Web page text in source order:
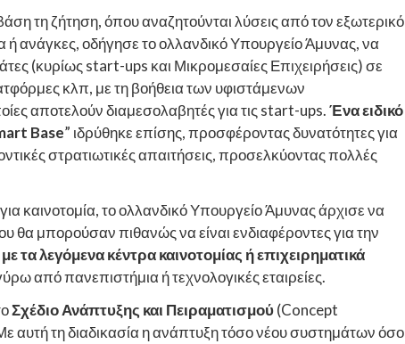
τη ζήτηση, όπου αναζητούνται λύσεις από τον εξωτερικό
ανάγκες, οδήγησε το ολλανδικό Υπουργείο Άμυνας, να
(κυρίως start-ups και Μικρομεσαίες Επιχειρήσεις) σε
κλπ, με τη βοήθεια των υφιστάμενων
αποτελούν διαμεσολαβητές για τις start-ups.Ένα ειδικό
Base” ιδρύθηκε επίσης, προσφέροντας δυνατότητες για
στρατιωτικές απαιτήσεις, προσελκύοντας πολλές
καινοτομία, το ολλανδικό Υπουργείο Άμυνας άρχισε να
θα μπορούσαν πιθανώς να είναι ενδιαφέροντες για την
τα λεγόμενα κέντρα καινοτομίας ή επιχειρηματικά
από πανεπιστήμια ή τεχνολογικές εταιρείες.
Σχέδιο Ανάπτυξης και Πειραματισμού(Concept
τη διαδικασία η ανάπτυξη τόσο νέου συστημάτων όσο